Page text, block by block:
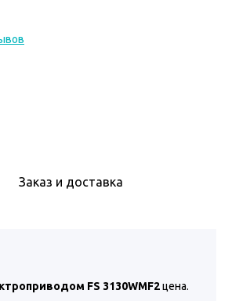
Заказ и доставка
FS 3130WMF2цена.